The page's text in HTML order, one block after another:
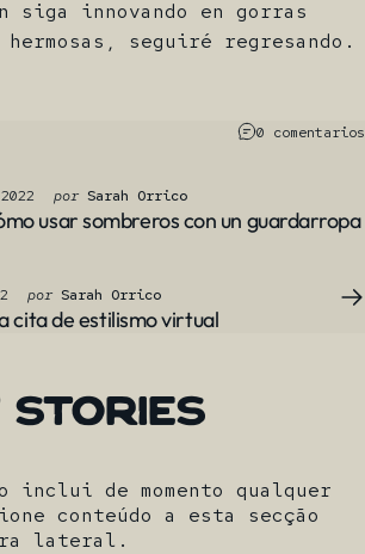
siga innovando en gorras
seguiré regresando.
0 comentarios
por Sarah Orrico
usar sombreros con un guardarropa
por Sarah Orrico
cita de estilismo virtual
Stories
inclui de momento qualquer
conteúdo a esta secção
lateral.